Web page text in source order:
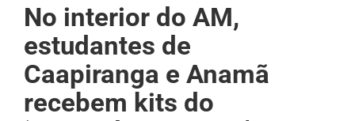
No interior do AM,
estudantes de
Caapiranga e Anamã
recebem kits do